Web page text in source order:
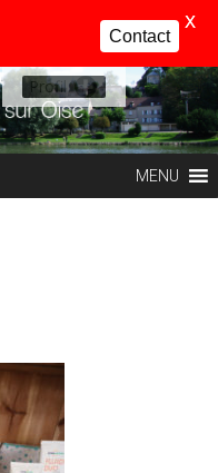
Profil
MENU
Contact
X